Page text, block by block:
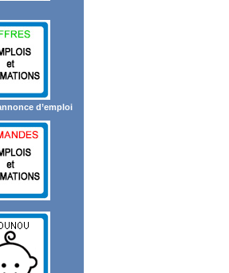
d’emploi